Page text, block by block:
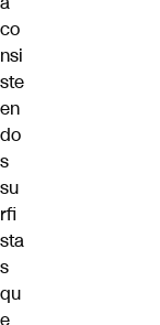
co
nsi
ste
en
do
s
su
rfi
sta
s
qu
e